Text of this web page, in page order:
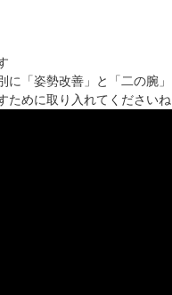
に「姿勢改善」と「二の腕
ために取り入れてくださいね